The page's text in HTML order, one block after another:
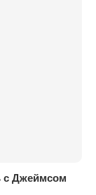
с Джеймсом